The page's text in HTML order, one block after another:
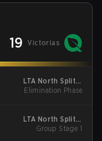
19 Victorias
LTA North Split 3
2025 Elimination
Elimination Phase
LTA North Split 2
2025 Group Stage 1
Group Stage 1